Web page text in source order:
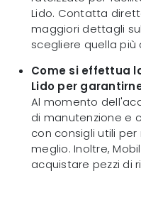
Lido. Contatta
maggiori dettagli
scegliere quella
Come si effettua
Lido per
Al momento
di manutenzione e
con consigli utili
meglio. Inoltre,
acquistare pezzi di